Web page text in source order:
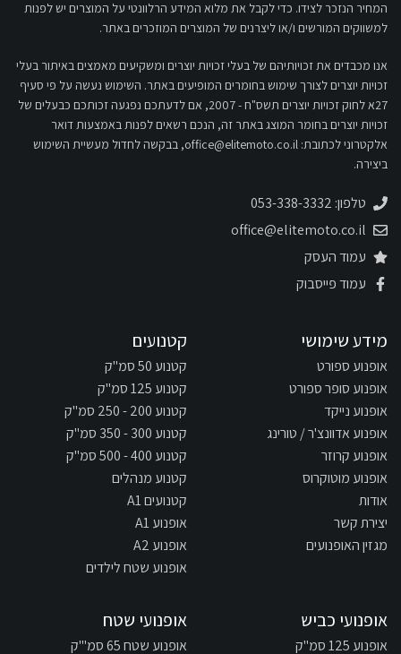
המחיר הנזכר לצידו. כדי לקבל את מלוא המידע הרלוונטי על המוצרים יש לפנות
למשווקים המורשים ו/או ליצרנים של המוצרים המוזכרים באתר.
אנו מכבדים את זכויותיהם של בעלי זכויות יוצרים ומשקיעים מאמצים באיתור בעלי
זכויות יוצרים לצורך שימוש בחומרים המופיעים באתר. השימוש נעשה על פי סעיף
27א לחוק זכויות יוצרים תשס"ח - 2007, אם לדעתכם נפגעה זכותכם כבעלים של
זכויות יוצרים בחומר המוצג באתר זה, הנכם רשאים לפנות באמצעות דואר
אלקטרוני לכתובת: office@elitemoto.co.il, בבקשה לחדול מעשיית השימוש
ביצירה.
טלפון: 053-338-3332
office@elitemoto.co.il
עמוד העסק
עמוד פייסבוק
מידע שימושי
אופנוע ספורט
אופנוע סופר ספורט
אופנוע נייקד
אופנוע אדוונצ'ר / טורינג
אופנוע קרוזר
אופנוע מוטוקרוס
אודות
יצירת קשר
מגזין האופנועים
קטנועים
קטנוע 50 סמ"ק
קטנוע 125 סמ"ק
קטנוע 200 - 250 סמ"ק
קטנוע 300 - 350 סמ"ק
קטנוע 400 - 500 סמ"ק
קטנוע מנהלים
קטנועים A1
אופנוע A1
אופנוע A2
אופנוע שטח לילדים
אופנועי כביש
אופנוע 125 סמ"ק
אופנועי שטח
אופנוע שטח 65 סמ"'ק